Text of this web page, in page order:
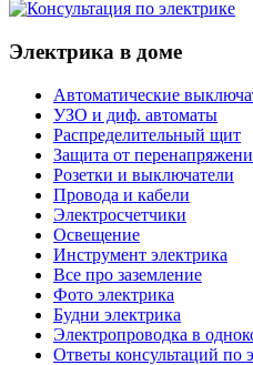
Электрика в доме
Автоматические
УЗО и диф. автоматы
Распределительный щит
Защита от
Розетки и выключатели
Провода и кабели
Электросчетчики
Освещение
Инструмент электрика
Все про заземление
Фото электрика
Будни электрика
Электропроводка в
Ответы консультаций по